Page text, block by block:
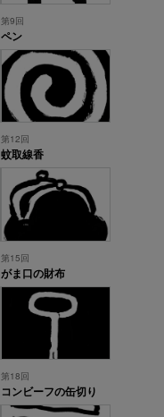
第9回
ペン
第12回
蚊取線香
第15回
がま口の財布
第18回
コンビーフの缶切り